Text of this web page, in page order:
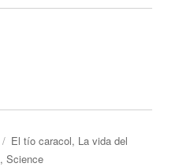
Categorías
El tío caracol, La vida del
,Science